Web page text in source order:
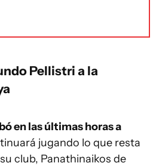
Pellistri a la
en las últimas horas a
jugando lo que resta
club, Panathinaikos de